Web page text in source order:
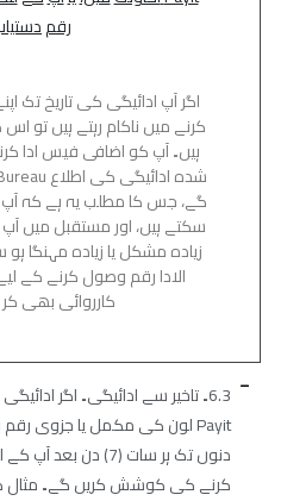
رقم
کرنے میں ناکام رہتے ہیں تو
ہیں۔ آپ کو اضافی فیس ادا
گے، جس کا مطلب یہ ہے کہ آپ
سکتے ہیں، اور مستقبل میں
زیادہ مشکل یا زیادہ مہنگا
الادا رقم وصول کرنے کے
کارروائی بھی
6.3۔ تاخیر سے ادائیگی۔ اگر
دنوں تک ہر سات (7)
کرنے کی کوشش کریں گے۔ مثال